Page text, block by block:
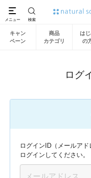
キャン
ペーン
商品
カテゴリ
は
の
ログ
ログインID（メールアド
ログインしてください。